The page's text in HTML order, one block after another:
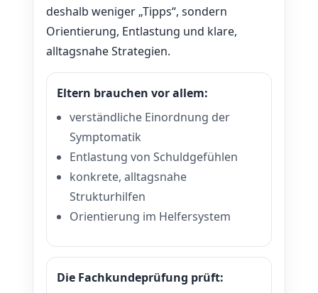
deshalb weniger „Tipps“, sondern
Orientierung, Entlastung und klare,
alltagsnahe Strategien.
Eltern brauchen vor allem:
verständliche Einordnung der
Symptomatik
Entlastung von Schuldgefühlen
konkrete, alltagsnahe
Strukturhilfen
Orientierung im Helfersystem
Die Fachkundeprüfung prüft: